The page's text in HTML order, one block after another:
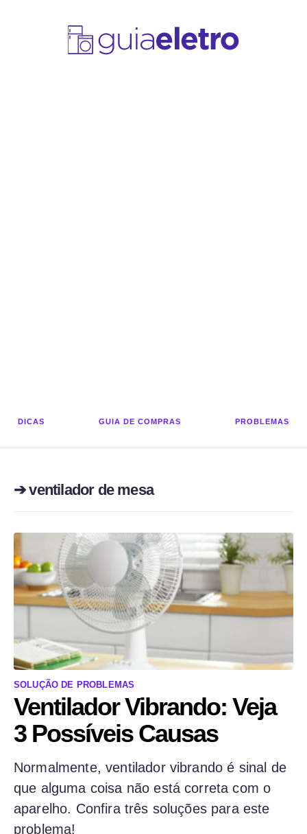
DICAS GUIA DE COMPRAS PROBLEMAS
➔ ventilador de mesa
SOLUÇÃO DE PROBLEMAS
Ventilador Vibrando: Veja
3 Possíveis Causas
Normalmente, ventilador vibrando é sinal de
que alguma coisa não está correta com o
aparelho. Confira três soluções para este
problema!